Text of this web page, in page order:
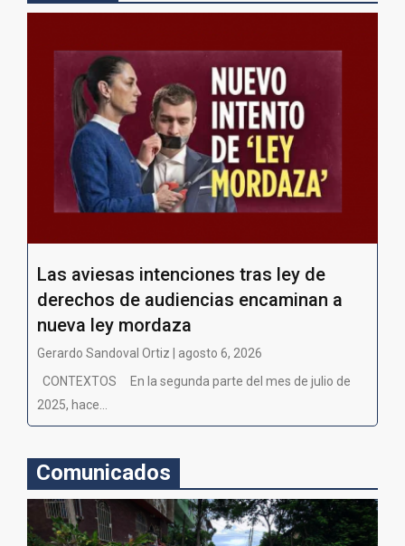
Las aviesas intenciones tras ley de
derechos de audiencias encaminan a
nueva ley mordaza
Gerardo Sandoval Ortiz | agosto 6, 2026
CONTEXTOS En la segunda parte del mes de julio de
2025, hace...
Comunicados